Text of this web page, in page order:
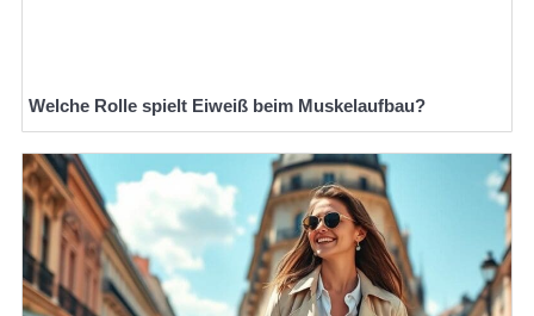
Welche Rolle spielt Eiweiß beim Muskelaufbau?